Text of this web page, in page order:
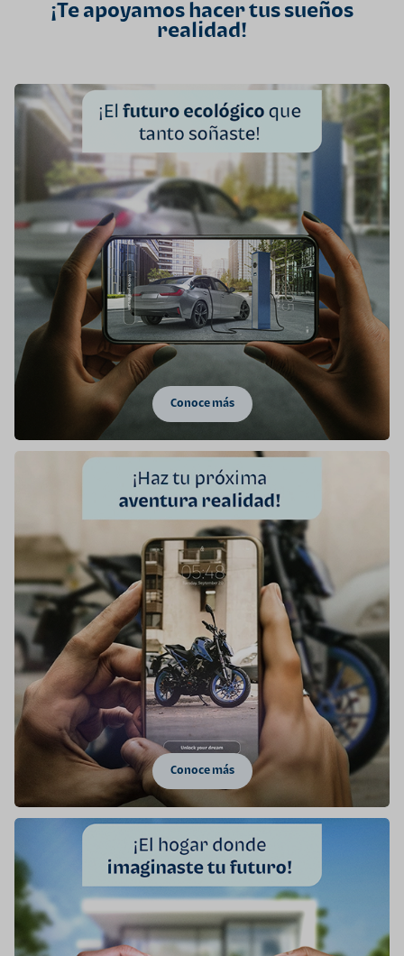
¡Te apoyamos hacer tus sueños
realidad!
Conoce más
Conoce más